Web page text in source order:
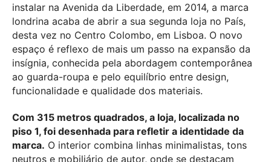
instalar na Avenida da Liberdade, em 2014, a marca
londrina acaba de abrir a sua segunda loja no País,
desta vez no Centro Colombo, em Lisboa. O novo
espaço é reflexo de mais um passo na expansão da
insígnia, conhecida pela abordagem contemporânea
ao guarda-roupa e pelo equilíbrio entre design,
funcionalidade e qualidade dos materiais.
Com 315 metros quadrados, a loja, localizada no
piso 1, foi desenhada para refletir a identidade da
marca. O interior combina linhas minimalistas, tons
neutros e mobiliário de autor, onde se destacam